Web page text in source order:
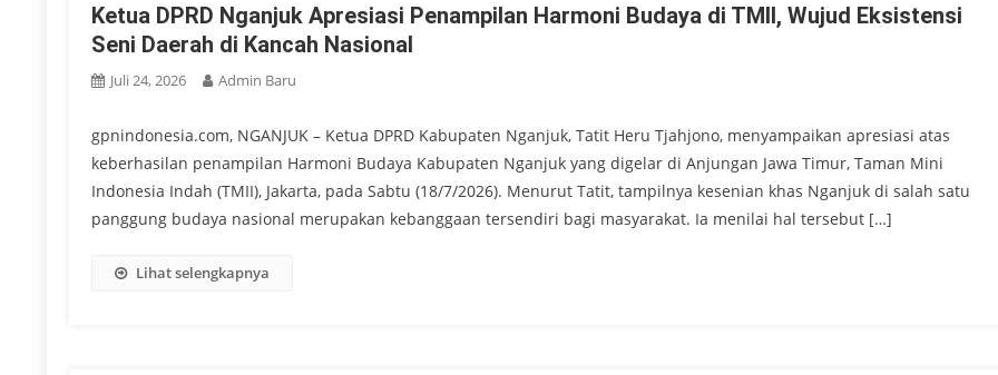
Ketua DPRD Nganjuk Apresiasi Penampilan Harmoni Budaya di TMII, Wujud Eksistensi
Seni Daerah di Kancah Nasional
Juli 24, 2026 Admin Baru
gpnindonesia.com, NGANJUK – Ketua DPRD Kabupaten Nganjuk, Tatit Heru Tjahjono, menyampaikan apresiasi atas
keberhasilan penampilan Harmoni Budaya Kabupaten Nganjuk yang digelar di Anjungan Jawa Timur, Taman Mini
Indonesia Indah (TMII), Jakarta, pada Sabtu (18/7/2026). Menurut Tatit, tampilnya kesenian khas Nganjuk di salah satu
panggung budaya nasional merupakan kebanggaan tersendiri bagi masyarakat. Ia menilai hal tersebut […]
Lihat selengkapnya